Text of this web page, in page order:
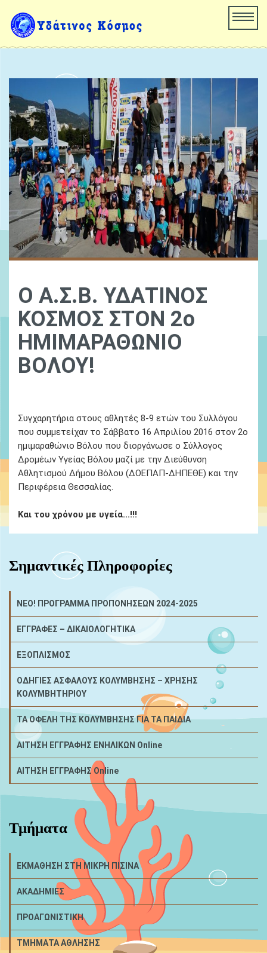
Ο Α.Σ.Β. ΥΔΑΤΙΝΟΣ
ΚΟΣΜΟΣ ΣΤΟΝ 2ο
ΗΜΙΜΑΡΑΘΩΝΙΟ
ΒΟΛΟΥ!
Συγχαρητήρια στους αθλητές 8-9 ετών του Συλλόγου
που συμμετείχαν το Σάββατο 16 Απριλίου 2016 στον 2ο
ημιμαραθώνιο Βόλου που διοργάνωσε ο Σύλλογος
Δρομέων Υγείας Βόλου μαζί με την Διεύθυνση
Αθλητισμού Δήμου Βόλου (ΔΟΕΠΑΠ-ΔΗΠΕΘΕ) και την
Περιφέρεια Θεσσαλίας.
Και του χρόνου με υγεία...!!!
Σημαντικές Πληροφορίες
NEO! ΠΡΟΓΡΑΜΜΑ ΠΡΟΠΟΝΗΣΕΩΝ 2024-2025
ΕΓΓΡΑΦΕΣ – ΔΙΚΑΙΟΛΟΓΗΤΙΚΑ
ΕΞΟΠΛΙΣΜΟΣ
ΟΔΗΓΙΕΣ ΑΣΦΑΛΟΥΣ ΚΟΛΥΜΒΗΣΗΣ – ΧΡΗΣΗΣ
ΚΟΛΥΜΒΗΤΗΡΙΟΥ
ΤΑ ΟΦΕΛΗ ΤΗΣ ΚΟΛΥΜΒΗΣΗΣ ΓΙΑ ΤΑ ΠΑΙΔΙΑ
ΑΙΤΗΣΗ ΕΓΓΡΑΦΗΣ ΕΝΗΛΙΚΩΝ Online
ΑΙΤΗΣΗ ΕΓΓΡΑΦΗΣ Online
Τμήματα
ΕΚΜΑΘΗΣΗ ΣΤΗ ΜΙΚΡΗ ΠΙΣΙΝΑ
ΑΚΑΔΗΜΙΕΣ
ΠΡΟΑΓΩΝΙΣΤΙΚΗ
ΤΜΗΜΑΤΑ ΑΘΛΗΣΗΣ